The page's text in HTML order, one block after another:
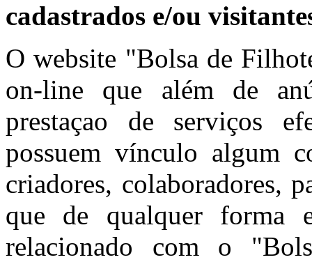
cadastrados e/ou
O website "Bolsa de
on-line que além de
prestaçao de serviços
possuem vínculo algum
criadores, colaboradores,
que de qualquer forma
relacionado com o